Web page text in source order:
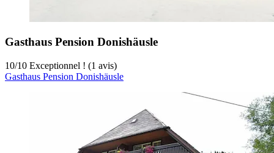
Gasthaus Pension Donishäusle
10/10 Exceptionnel ! (1 avis)
Gasthaus Pension Donishäusle